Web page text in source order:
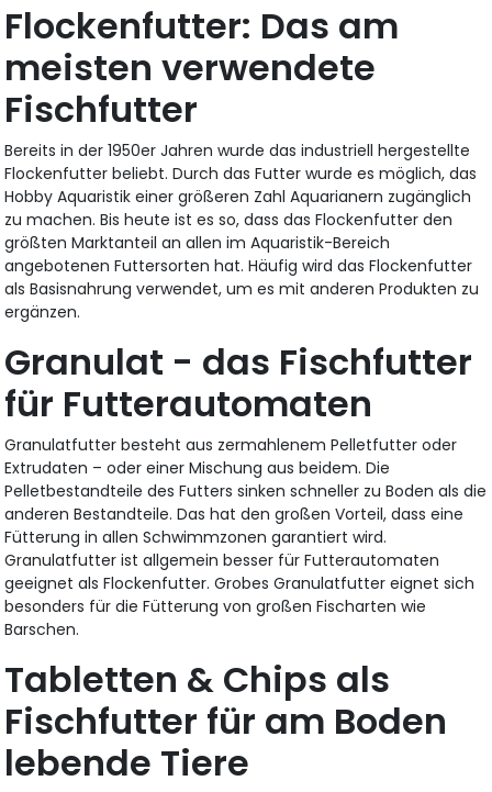
Flockenfutter: Das am
meisten verwendete
Fischfutter
Bereits in der 1950er Jahren wurde das industriell hergestellte
Flockenfutter beliebt. Durch das Futter wurde es möglich, das
Hobby Aquaristik einer größeren Zahl Aquarianern zugänglich
zu machen. Bis heute ist es so, dass das Flockenfutter den
größten Marktanteil an allen im Aquaristik-Bereich
angebotenen Futtersorten hat. Häufig wird das Flockenfutter
als Basisnahrung verwendet, um es mit anderen Produkten zu
ergänzen.
Granulat - das Fischfutter
für Futterautomaten
Granulatfutter besteht aus zermahlenem Pelletfutter oder
Extrudaten – oder einer Mischung aus beidem. Die
Pelletbestandteile des Futters sinken schneller zu Boden als die
anderen Bestandteile. Das hat den großen Vorteil, dass eine
Fütterung in allen Schwimmzonen garantiert wird.
Granulatfutter ist allgemein besser für Futterautomaten
geeignet als Flockenfutter. Grobes Granulatfutter eignet sich
besonders für die Fütterung von großen Fischarten wie
Barschen.
Tabletten & Chips als
Fischfutter für am Boden
lebende Tiere